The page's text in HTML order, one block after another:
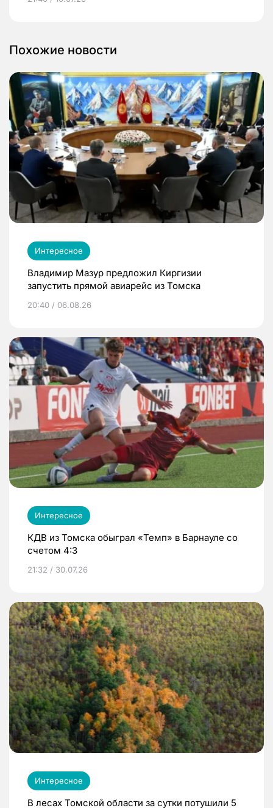
Похожие новости
Интересное
Владимир Мазур предложил Киргизии
запустить прямой авиарейс из Томска
20:40 / 06.08.26
Интересное
КДВ из Томска обыграл «Темп» в Барнауле со
счетом 4:3
21:32 / 30.07.26
Интересное
В лесах Томской области за сутки потушили 5